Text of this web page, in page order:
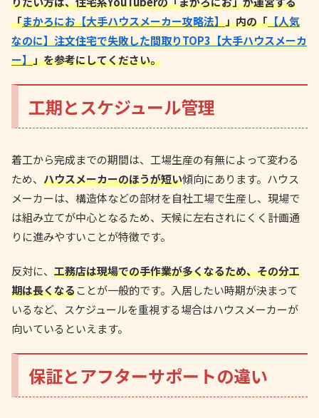
「まかろにお【大手ハウスメーカー攻略法】」内の「【人気
なのに】注文住宅で失敗した間取りTOP3【大手ハウスメーカ
ー】」を参考にしてください。
工期とスケジュール管理
着工から完成までの期間は、工場生産の有無によって変わる
ため、 ハウスメーカーのほうが短い傾向にあります。ハウス
メーカーは、構造体などの部材を自社工場で生産し、現場で
は組み立てが中心となるため、天候に左右されにくく計画通
りに進みやすいことが特徴です。
反対に、 工務店は現場での手作業が多くなるため、その分工
期は長くなることが一般的です。入居したい時期が決まって
いるなど、スケジュールを重視する場合はハウスメーカーが
向いているといえます。
保証とアフターサポートの違い